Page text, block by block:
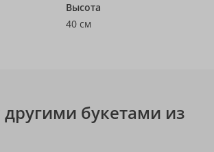
Высота
40 см
другими букетами из